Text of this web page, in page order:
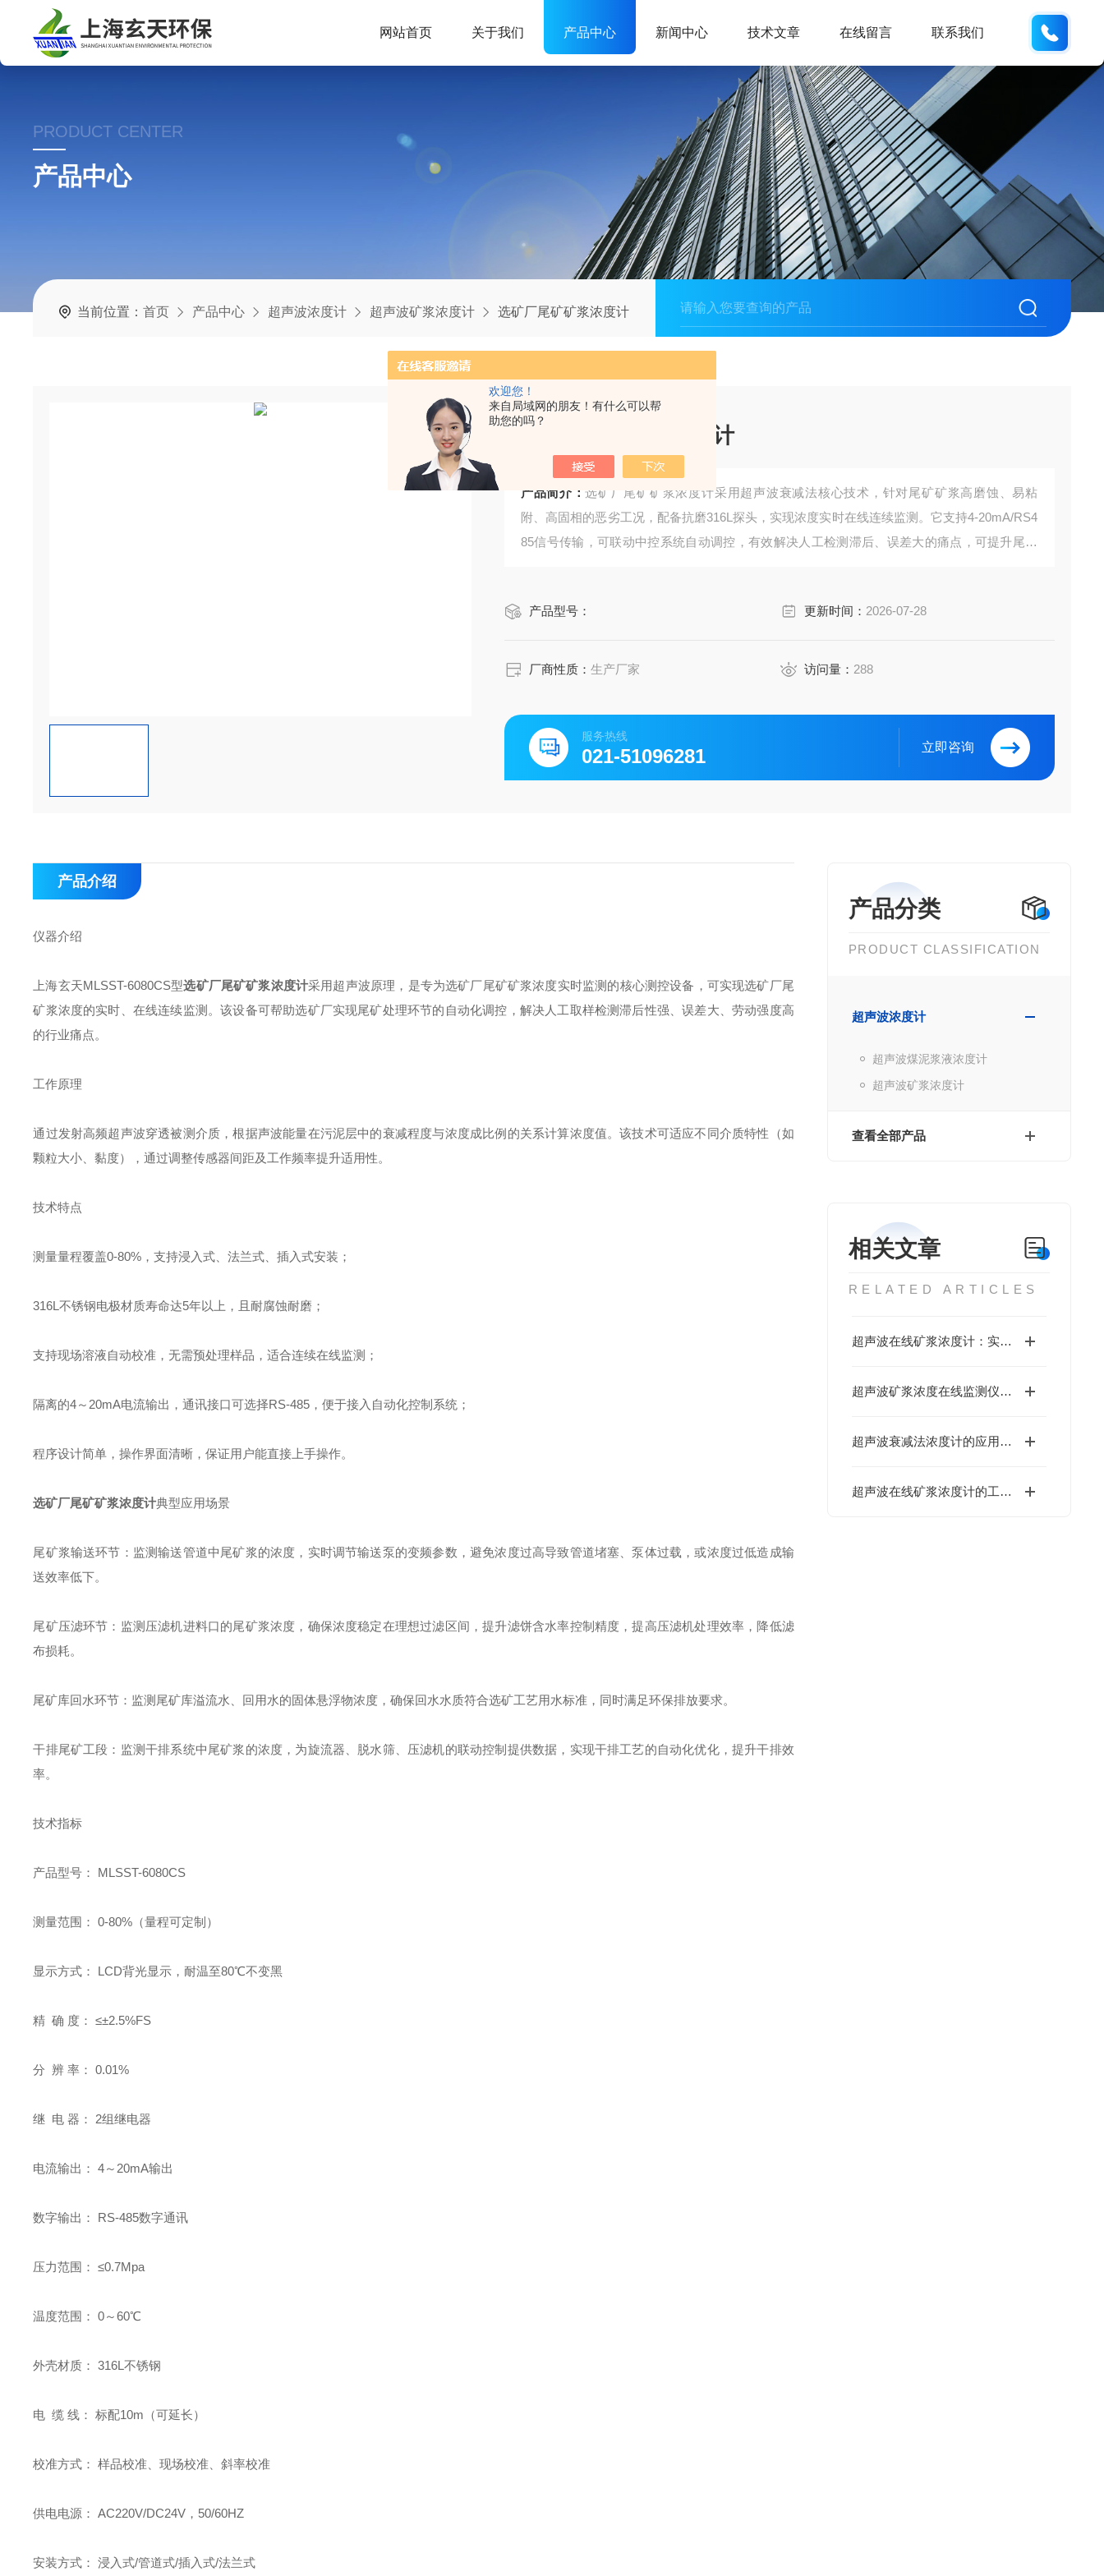
欢迎您！
来自局域网的朋友！有什么可以帮
助您的吗？
网站首页 关于我们 产品中心 新闻中心 技术文章 在线留言 联系我们
PRODUCT CENTER
产品中心
当前位置：首页 产品中心 超声波浓度计 超声波矿浆浓度计 选矿厂尾矿矿浆浓度计
选矿厂尾矿矿浆浓度计
产品简介：选矿厂尾矿矿浆浓度计采用超声波衰减法核心技术，针对尾矿矿浆高磨蚀、易粘
附、高固相的恶劣工况，配备抗磨316L探头，实现浓度实时在线连续监测。它支持4-20mA/RS4
85信号传输，可联动中控系统自动调控，有效解决人工检测滞后、误差大的痛点，可提升尾矿
产品型号： 更新时间： 2026-07-28
厂商性质：生产厂家 访问量： 288
服务热线
021-51096281 立即咨询
产品分类
PRODUCT CLASSIFICATION
超声波浓度计
超声波煤泥浆液浓度计
超声波矿浆浓度计
查看全部产品
相关文章
RELATED ARTICLES
超声波在线矿浆浓度计：实时监测赋能选矿浮选提质降耗
超声波矿浆浓度在线监测仪典型应用场景与价值说明
超声波衰减法浓度计的应用领域及其场景介绍
超声波在线矿浆浓度计的工作原理介绍
产品介绍
仪器介绍
上海玄天MLSST-6080CS型选矿厂尾矿矿浆浓度计采用超声波原理，是专为选矿厂尾矿矿浆浓度实时监测的核心测控设备，可实现选矿厂尾
矿浆浓度的实时、在线连续监测。该设备可帮助选矿厂实现尾矿处理环节的自动化调控，解决人工取样检测滞后性强、误差大、劳动强度高
的行业痛点。
工作原理
通过发射高频超声波穿透被测介质，根据声波能量在污泥层中的衰减程度与浓度成比例的关系计算浓度值。该技术可适应不同介质特性（如
颗粒大小、黏度），通过调整传感器间距及工作频率提升适用性。
技术特点
测量量程覆盖0-80%，支持浸入式、法兰式、插入式安装；
316L不锈钢电极材质寿命达5年以上，且耐腐蚀耐磨；
支持现场溶液自动校准，无需预处理样品，适合连续在线监测；
隔离的4～20mA电流输出，通讯接口可选择RS-485，便于接入自动化控制系统；
程序设计简单，操作界面清晰，保证用户能直接上手操作。
选矿厂尾矿矿浆浓度计典型应用场景
尾矿浆输送环节：监测输送管道中尾矿浆的浓度，实时调节输送泵的变频参数，避免浓度过高导致管道堵塞、泵体过载，或浓度过低造成输
送效率低下。
尾矿压滤环节：监测压滤机进料口的尾矿浆浓度，确保浓度稳定在理想过滤区间，提升滤饼含水率控制精度，提高压滤机处理效率，降低滤
布损耗。
尾矿库回水环节：监测尾矿库溢流水、回用水的固体悬浮物浓度，确保回水水质符合选矿工艺用水标准，同时满足环保排放要求。
干排尾矿工段：监测干排系统中尾矿浆的浓度，为旋流器、脱水筛、压滤机的联动控制提供数据，实现干排工艺的自动化优化，提升干排效
率。
技术指标
产品型号： MLSST-6080CS
测量范围： 0-80%（量程可定制）
显示方式： LCD背光显示，耐温至80℃不变黑
精 确 度： ≤±2.5%FS
分 辨 率： 0.01%
继 电 器： 2组继电器
电流输出： 4～20mA输出
数字输出： RS-485数字通讯
压力范围： ≤0.7Mpa
温度范围： 0～60℃
外壳材质： 316L不锈钢
电 缆 线： 标配10m（可延长）
校准方式： 样品校准、现场校准、斜率校准
供电电源： AC220V/DC24V，50/60HZ
安装方式： 浸入式/管道式/插入式/法兰式